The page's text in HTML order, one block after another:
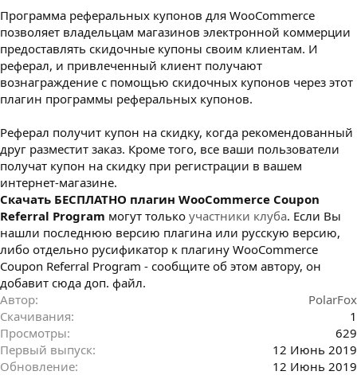
н
и
я
Программа реферальных купонов для WooCommerce
позволяет владельцам магазинов электронной коммерции
предоставлять скидочные купоны своим клиентам. И
реферал, и привлеченный клиент получают
вознаграждение с помощью скидочных купонов через этот
плагин программы реферальных купонов.
Реферал получит купон на скидку, когда рекомендованный
друг разместит заказ. Кроме того, все ваши пользователи
получат купон на скидку при регистрации в вашем
интернет-магазине.
Cкачать БЕСПЛАТНО плагин WooCommerce Coupon
Referral Program могут только участники клуба. Если Вы
нашли последнюю версию плагина или русскую версию,
либо отдельно русификатор к плагину WooCommerce
Coupon Referral Program - сообщите об этом автору, он
добавит сюда доп. файл.
Автор
PolarFox
Скачивания
1
Просмотры
629
Первый выпуск
12 Июнь 2019
Обновление
12 Июнь 2019